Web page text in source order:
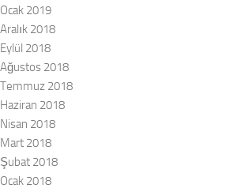
Ocak 2019
Aralık 2018
Eylül 2018
Ağustos 2018
Temmuz 2018
Haziran 2018
Nisan 2018
Mart 2018
Şubat 2018
Ocak 2018